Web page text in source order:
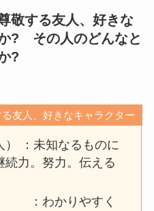
敬する友人、好きな
? その人のどんなと
?
友人、好きなキャラクター
） ：未知なるものに
続力。努力。伝える
：わかりやすく